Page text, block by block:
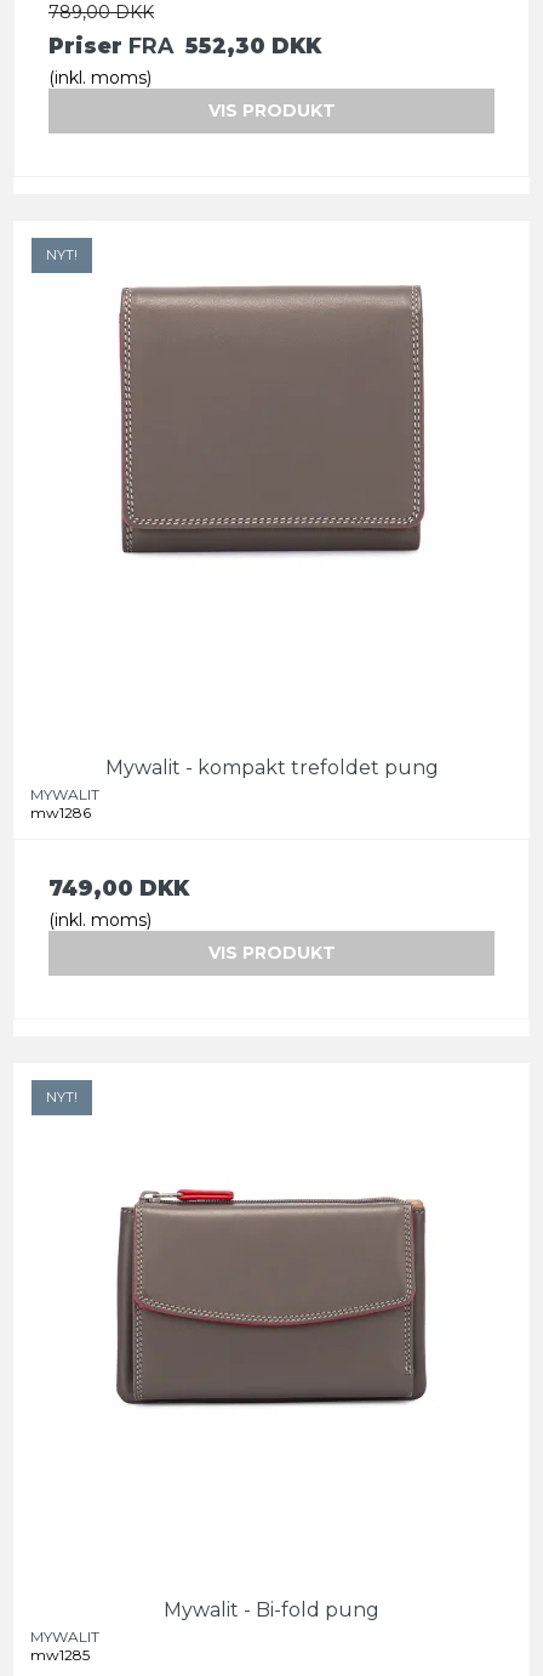
789,00 DKK
Priser FRA 552,30 DKK
(inkl. moms)
VIS PRODUKT
NYT!
Mywalit - kompakt trefoldet pung
MYWALIT
mw1286
749,00 DKK
(inkl. moms)
VIS PRODUKT
NYT!
Mywalit - Bi-fold pung
MYWALIT
mw1285